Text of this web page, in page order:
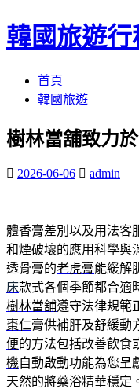
韓國旅遊行
容
首頁
韓國旅遊
樹林當舖致力
2026-06-06 admin
體香膏差別以及用法客
和煙破壞的應用科學與
透骨膏的老虎膏能緩解
床款式各個季節都合適
樹林當舖遵守法律規範
棗仁膏供補肝及舒緩動
便的方法包括改善飲食
機自動啟動功能為您呈
天然的將藥浴精華穩定